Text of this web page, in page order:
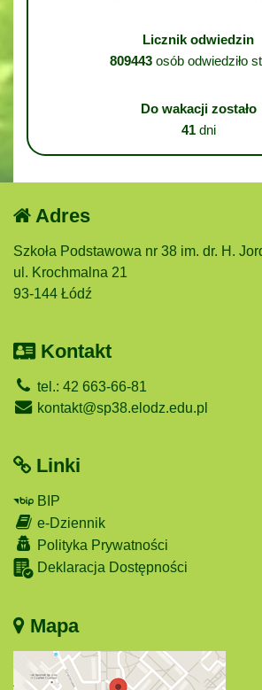
Licznik odwiedzin
809443osób odwiedziło
Do wakacji zostało
41dni
Adres
Szkoła Podstawowa nr 38 im. dr. H.
ul. Krochmalna 21
93-144 Łódź
Kontakt
tel.: 42 663-66-81
kontakt@sp38.elodz.edu.pl
Linki
BIP
e-Dziennik
Polityka Prywatności
Deklaracja Dostępności
Mapa